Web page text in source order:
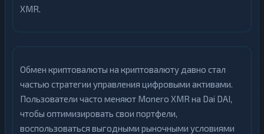
XMR.
Обмен криптовалюты на криптовалюту давно стал
частью стратегии управления цифровыми активами.
Пользователи часто меняют Monero XMR на Dai DAI,
чтобы оптимизировать свои портфели,
воспользоваться выгодными рыночными условиями